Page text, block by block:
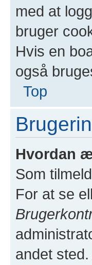
med at
bruger
Hvis en
også
Top
Hvordan
Som
For at se
andet